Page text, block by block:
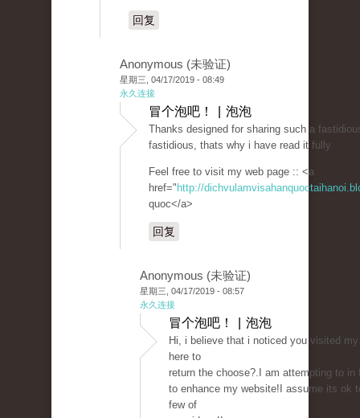
回复
Anonymous (未验证)
星期三, 04/17/2019 - 08:49
永久连接
冒个泡吧！ | 泡泡
Thanks designed for sharing such a
fastidious, thats why i have read it fully
Feel free to visit my web page :: <a
href=" http://
quoc</a>
回复
Anonymous (未验证)
星期三, 04/17/2019 - 08:57
永久连接
冒个泡吧！ | 泡泡
Hi, i believe that i noticed you visited
here to
return the choose?.I am attempting to in
to enhance my website!I assume its ok
few of